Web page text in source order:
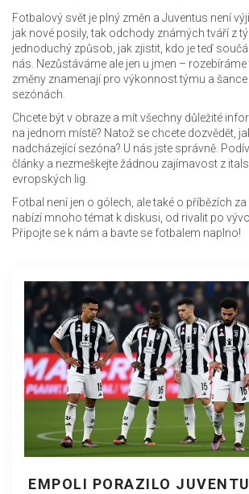
Fotbalový svět je plný změn a Juventus není
jak nové posily, tak odchody známých tváří z
jednoduchý způsob, jak zjistit, kdo je teď
nás. Nezůstáváme ale jen u jmen –
změny znamenají pro výkonnost týmu a
sezónách.
Chcete být v obraze a mít všechny důležité
na jednom místě? Natož se chcete dozvědět,
nadcházející sezóna? U nás jste správně.
články a nezmeškejte žádnou zajímavost z
evropských lig.
Fotbal není jen o gólech, ale také o příbězích
nabízí mnoho témat k diskusi, od rivalit po
Připojte se k nám a bavte se fotbalem naplno!
EMPOLI PORAZILO